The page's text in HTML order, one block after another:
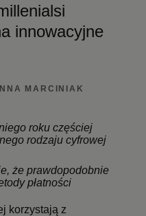
innowacyjne
MARCINIAK
roku częściej
rodzaju cyfrowej
że prawdopodobnie
płatności
korzystają z